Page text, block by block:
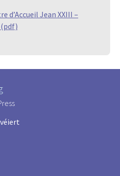
d’Accueil Jean XXIII –